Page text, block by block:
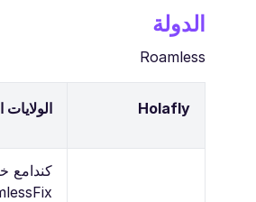
الدولة
Roamless
Holafly الولايات
كندامع